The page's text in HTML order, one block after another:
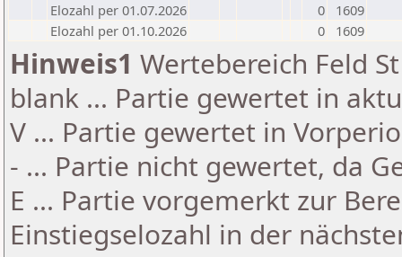
Elozahl per 01.07.2026
0
1609
Elozahl per 01.10.2026
0 1609
Hinweis1 Wertebereich Feld
blank ... Partie gewertet in
V ... Partie gewertet in
- ... Partie nicht gewertet, da
E ... Partie vorgemerkt zur
Einstiegselozahl in der